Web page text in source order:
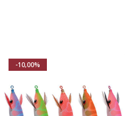
-10,00%